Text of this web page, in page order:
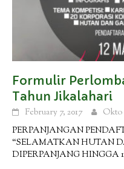
Formulir
Tahun Jikalahari
February 7, 2017 Okto
PERPANJANGAN
“SELAMATKAN HUTAN
DIPERPANJANG HINGGA